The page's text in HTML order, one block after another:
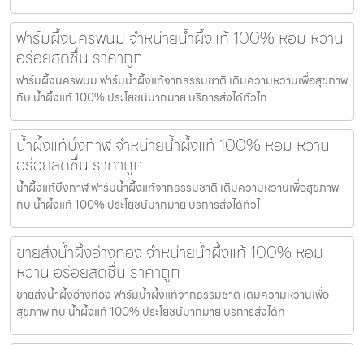
ฟาร์มผึ้งนครพนม จำหน่ายน้ำผึ้งแท้ 100% หอม หวาน
อร่อยสดชื่น ราคาถูก
ฟาร์มผึ้งนครพนม ฟาร์มน้ำผึ้งแท้จากธรรมชาติ เติมความหวานเพื่อสุขภาพ
กับ น้ำผึ้งแท้ 100% ประโยชน์มากมาย บริการส่งได้ทั่วไท
น้ำผึ้งแท้บึงกาฬ จำหน่ายน้ำผึ้งแท้ 100% หอม หวาน
อร่อยสดชื่น ราคาถูก
น้ำผึ้งแท้บึงกาฬ ฟาร์มน้ำผึ้งแท้จากธรรมชาติ เติมความหวานเพื่อสุขภาพ
กับ น้ำผึ้งแท้ 100% ประโยชน์มากมาย บริการส่งได้ทั่วไ
ขายส่งน้ำผึ้งอ่างทอง จำหน่ายน้ำผึ้งแท้ 100% หอม
หวาน อร่อยสดชื่น ราคาถูก
ขายส่งน้ำผึ้งอ่างทอง ฟาร์มน้ำผึ้งแท้จากธรรมชาติ เติมความหวานเพื่อ
สุขภาพ กับ น้ำผึ้งแท้ 100% ประโยชน์มากมาย บริการส่งได้ท